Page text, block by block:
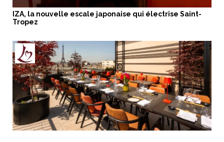
IZA, la nouvelle escale japonaise qui électrise Saint-
Tropez